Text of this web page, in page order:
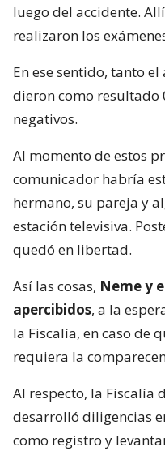
luego del accidente.
realizaron los
En ese sentido, tanto
dieron como resultado
negativos.
Al momento de estos
comunicador habría
hermano, su pareja y
estación televisiva.
quedó en libertad.
Así las cosas, Neme y
apercibidos, a la
la Fiscalía, en caso de
requiera la
Al respecto, la Fiscalía
desarrolló diligencias
como registro y